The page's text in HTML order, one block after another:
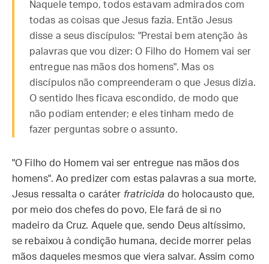
Naquele tempo, todos estavam admirados com
todas as coisas que Jesus fazia. Então Jesus
disse a seus discípulos: "Prestai bem atenção às
palavras que vou dizer: O Filho do Homem vai ser
entregue nas mãos dos homens". Mas os
discípulos não compreenderam o que Jesus dizia.
O sentido lhes ficava escondido, de modo que
não podiam entender; e eles tinham medo de
fazer perguntas sobre o assunto.
"O Filho do Homem vai ser entregue nas mãos dos
homens". Ao predizer com estas palavras a sua morte,
Jesus ressalta o caráter fratricida do holocausto que,
por meio dos chefes do povo, Ele fará de si no
madeiro da Cruz. Aquele que, sendo Deus altíssimo,
se rebaixou à condição humana, decide morrer pelas
mãos daqueles mesmos que viera salvar. Assim como